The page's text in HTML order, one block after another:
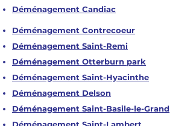
Déménagement Candiac
Déménagement Contrecoeur
Déménagement Saint-Remi
Déménagement Otterburn park
Déménagement Saint-Hyacinthe
Déménagement Delson
Déménagement Saint-Basile-le-Grand